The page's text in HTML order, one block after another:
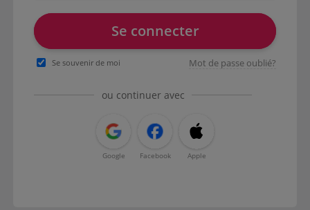
Se connecter
Se souvenir de moi Mot de passe oublié?
ou continuer avec
Google Facebook Apple